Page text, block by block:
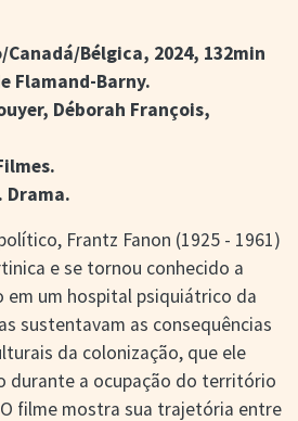
DE
Bélgica, 2024, 132min
Flamand-Barny.
Déborah François,
Drama.
Frantz Fanon (1925 - 1961)
e se tornou conhecido a
em um hospital psiquiátrico da
sustentavam as consequências
da colonização, que ele
durante a ocupação do território
filme mostra sua trajetória entre